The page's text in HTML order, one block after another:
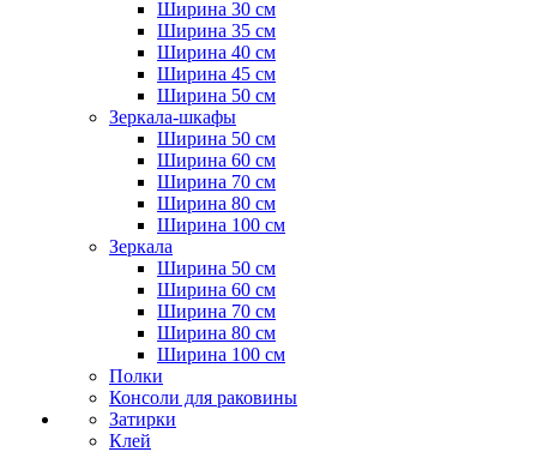
Ширина 30 см
Ширина 35 см
Ширина 40 см
Ширина 45 см
Ширина 50 см
Зеркала-шкафы
Ширина 50 см
Ширина 60 см
Ширина 70 см
Ширина 80 см
Ширина 100 см
Зеркала
Ширина 50 см
Ширина 60 см
Ширина 70 см
Ширина 80 см
Ширина 100 см
Полки
Консоли для раковины
Затирки
Клей